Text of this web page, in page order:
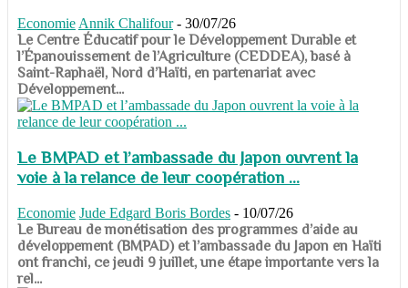
Economie Annik Chalifour - 30/07/26
​​​​​​​Le Centre Éducatif pour le Développement Durable et
l’Épanouissement de l’Agriculture (CEDDEA), basé à
Saint-Raphaël, Nord d’Haïti, en partenariat avec
Développement...
Le BMPAD et l’ambassade du Japon ouvrent la
voie à la relance de leur coopération ...
Economie Jude Edgard Boris Bordes - 10/07/26
​​​​​​​Le Bureau de monétisation des programmes d’aide au
développement (BMPAD) et l’ambassade du Japon en Haïti
ont franchi, ce jeudi 9 juillet, une étape importante vers la
rel...